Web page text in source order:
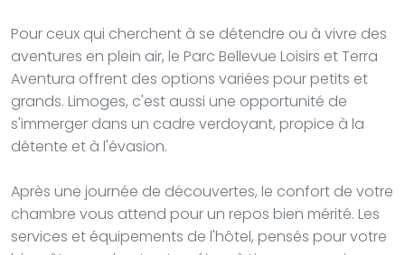
Pour ceux qui cherchent à se détendre ou à vivre des
aventures en plein air, le Parc Bellevue Loisirs et Terra
Aventura offrent des options variées pour petits et
grands. Limoges, c'est aussi une opportunité de
s'immerger dans un cadre verdoyant, propice à la
détente et à l'évasion.
Après une journée de découvertes, le confort de votre
chambre vous attend pour un repos bien mérité. Les
services et équipements de l'hôtel, pensés pour votre